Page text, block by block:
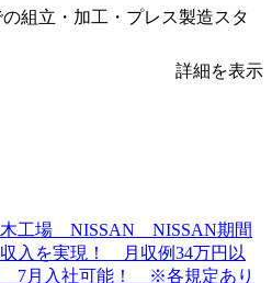
組立・加工・プレス製造スタ
詳細を表示